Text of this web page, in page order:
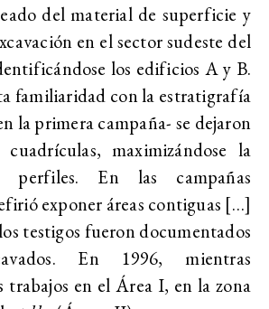
del material de superficie y
en el sector sudeste del
los edificios A y B.
familiaridad con la estratigrafía
la primera campaña- se dejaron
maximizándose la
perfiles. En las campañas
exponer áreas contiguas […]
testigos fueron documentados
En 1996, mientras
trabajos en el Área I, en la zona